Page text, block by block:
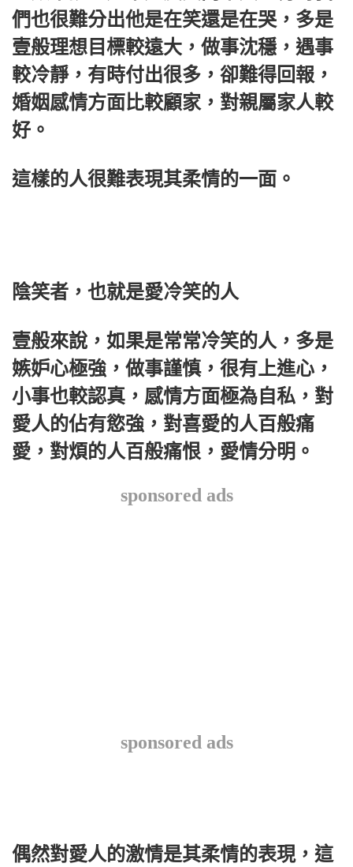
們也很難分出他是在笑還是在哭，多是
壹般理想目標較遠大，做事沈穩，遇事
較冷靜，有時付出很多，卻難得回報，
婚姻感情方面比較顧家，對親屬家人較
好。
這樣的人很難表現其柔情的一面。
陰笑者，也就是愛冷笑的人
壹般來說，如果是常常冷笑的人，多是
嫉妒心極強，做事謹慎，很有上進心，
小事也較認真，感情方面極為自私，對
愛人的佔有慾強，對喜愛的人百般痛
愛，對煩的人百般痛恨，愛情分明。
sponsored ads
sponsored ads
偶然對愛人的激情是其柔情的表現，這